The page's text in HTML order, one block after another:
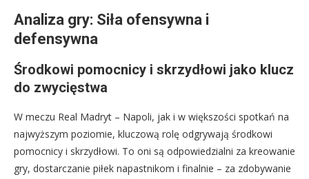
Analiza gry: Siła ofensywna i
defensywna
Środkowi pomocnicy i skrzydłowi jako klucz
do zwycięstwa
W meczu Real Madryt – Napoli, jak i w większości spotkań na
najwyższym poziomie, kluczową rolę odgrywają środkowi
pomocnicy i skrzydłowi. To oni są odpowiedzialni za kreowanie
gry, dostarczanie piłek napastnikom i finalnie – za zdobywanie